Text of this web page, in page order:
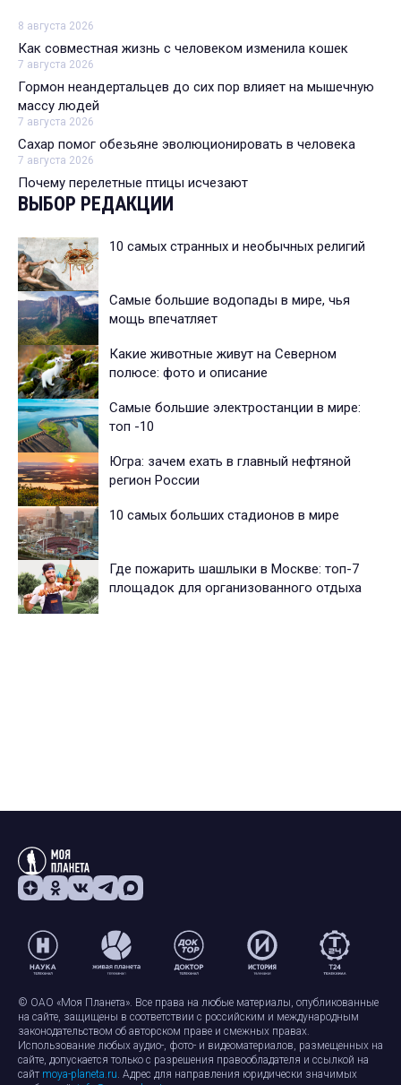
8 августа 2026
Как совместная жизнь с человеком изменила кошек
7 августа 2026
Гормон неандертальцев до сих пор влияет на мышечную
массу людей
7 августа 2026
Сахар помог обезьяне эволюционировать в человека
7 августа 2026
Почему перелетные птицы исчезают
ВЫБОР РЕДАКЦИИ
10 самых странных и необычных религий
Самые большие водопады в мире, чья
мощь впечатляет
Какие животные живут на Северном
полюсе: фото и описание
Самые большие электростанции в мире:
топ -10
Югра: зачем ехать в главный нефтяной
регион России
10 самых больших стадионов в мире
Где пожарить шашлыки в Москве: топ-7
площадок для организованного отдыха
© ОАО «Моя Планета». Все права на любые материалы, опубликованные
на сайте, защищены в соответствии с российским и международным
законодательством об авторском праве и смежных правах.
Использование любых аудио-, фото- и видеоматериалов, размещенных на
сайте, допускается только с разрешения правообладателя и ссылкой на
сайт moya-planeta.ru. Адрес для направления юридически значимых